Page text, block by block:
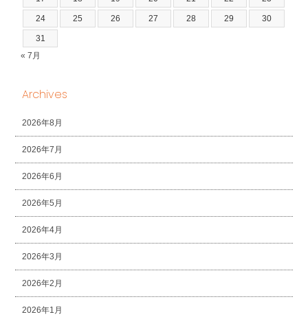
24 25 26 27 28 29 30
31
« 7月
Archives
2026年8月
2026年7月
2026年6月
2026年5月
2026年4月
2026年3月
2026年2月
2026年1月